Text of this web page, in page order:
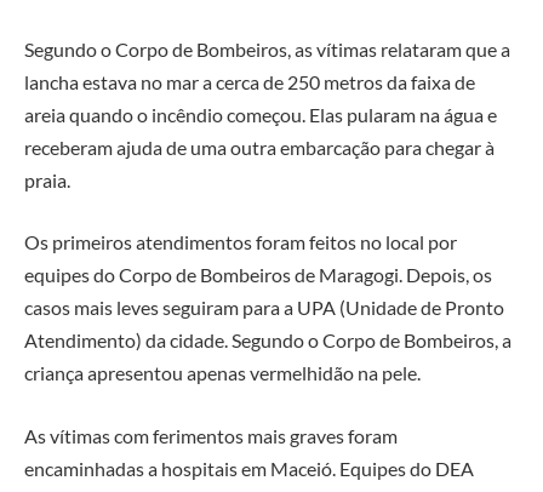
Segundo o Corpo de Bombeiros, as vítimas relataram que a
lancha estava no mar a cerca de 250 metros da faixa de
areia quando o incêndio começou. Elas pularam na água e
receberam ajuda de uma outra embarcação para chegar à
praia.
Os primeiros atendimentos foram feitos no local por
equipes do Corpo de Bombeiros de Maragogi. Depois, os
casos mais leves seguiram para a UPA (Unidade de Pronto
Atendimento) da cidade. Segundo o Corpo de Bombeiros, a
criança apresentou apenas vermelhidão na pele.
As vítimas com ferimentos mais graves foram
encaminhadas a hospitais em Maceió. Equipes do DEA